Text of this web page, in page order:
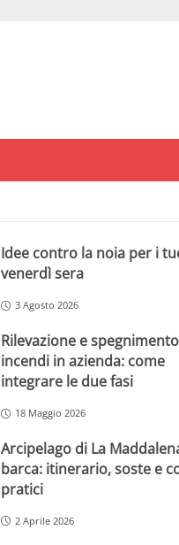
Idee contro la noia per i
venerdì sera
3 Agosto 2026
Rilevazione e spegnimento
incendi in azienda: come
integrare le due fasi
18 Maggio 2026
Arcipelago di La
barca: itinerario, soste e
pratici
2 Aprile 2026